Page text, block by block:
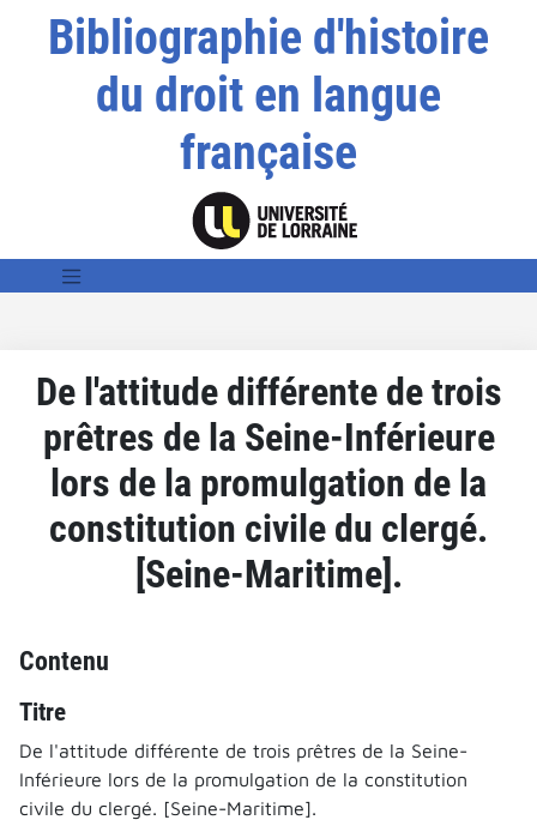
Bibliographie d'histoire
du droit en langue
française
De l'attitude différente de trois
prêtres de la Seine-Inférieure
lors de la promulgation de la
constitution civile du clergé.
[Seine-Maritime].
Contenu
Titre
De l'attitude différente de trois prêtres de la Seine-
Inférieure lors de la promulgation de la constitution
civile du clergé. [Seine-Maritime].